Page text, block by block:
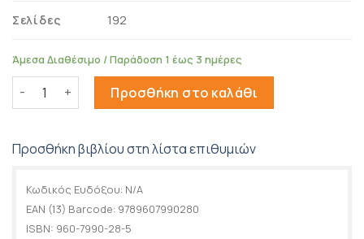
Σελίδες 192
Άμεσα Διαθέσιμο / Παράδοση 1 έως 3 ημέρες
Το ανθρώπινο γονιδίωμα, ο ήλιος και το Ίντερνετ
Προσθήκη στο καλάθι
Προσθήκη βιβλίου στη λίστα επιθυμιών
Κωδικός Ευδόξου: N/A
EAN (13) Barcode: 9789607990280
ISBN: 960-7990-28-5